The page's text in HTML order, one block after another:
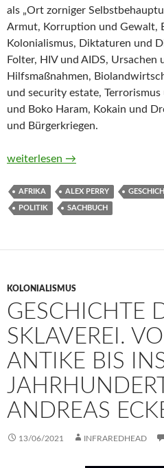
als „Ort zorniger
Armut, Korruption und Gewalt,
Kolonialismus, Diktaturen und
Folter, HIV und AIDS, Ursachen
Hilfsmaßnahmen,
und security estate, Terrorismus
und Boko Haram, Kokain und
und Bürgerkriegen.
In Afrika. Reise in die Zukunft
weiterlesen →
AFRIKA ALEX PERRY
POLITIK SACHBUCH
KOLONIALISMUS
GESCHICHTE
SKLAVEREI.
ANTIKE BIS
ANDREAS
13/06/2021 INFRAREDHEAD